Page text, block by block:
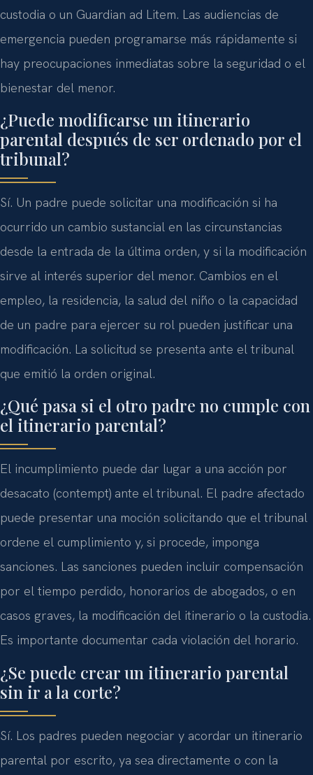
custodia o un Guardian ad Litem. Las audiencias de
emergencia pueden programarse más rápidamente si
hay preocupaciones inmediatas sobre la seguridad o el
bienestar del menor.
¿Puede modificarse un itinerario
parental después de ser ordenado por el
tribunal?
Sí. Un padre puede solicitar una modificación si ha
ocurrido un cambio sustancial en las circunstancias
desde la entrada de la última orden, y si la modificación
sirve al interés superior del menor. Cambios en el
empleo, la residencia, la salud del niño o la capacidad
de un padre para ejercer su rol pueden justificar una
modificación. La solicitud se presenta ante el tribunal
que emitió la orden original.
¿Qué pasa si el otro padre no cumple con
el itinerario parental?
El incumplimiento puede dar lugar a una acción por
desacato (contempt) ante el tribunal. El padre afectado
puede presentar una moción solicitando que el tribunal
ordene el cumplimiento y, si procede, imponga
sanciones. Las sanciones pueden incluir compensación
por el tiempo perdido, honorarios de abogados, o en
casos graves, la modificación del itinerario o la custodia.
Es importante documentar cada violación del horario.
¿Se puede crear un itinerario parental
sin ir a la corte?
Sí. Los padres pueden negociar y acordar un itinerario
parental por escrito, ya sea directamente o con la